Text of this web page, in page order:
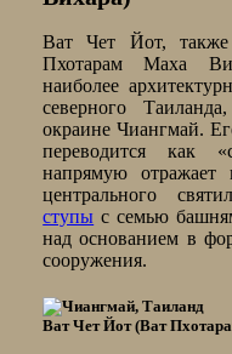
Ват Чет Йот,
Пхотарам Маха
наиболее
северного
окраине Чиангмай.
переводится как
напрямую отражает
центрального
ступы с семью
над основанием в
сооружения.
Ват Чет Йот (Ват